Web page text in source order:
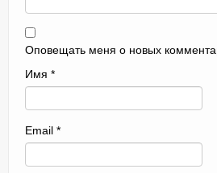
Оповещать меня о новых
Имя *
Email *